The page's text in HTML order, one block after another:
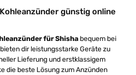
günstig online
für Shisha bequem bei
bieten dir leistungsstarke Geräte zu
Lieferung und erstklassigem
die beste Lösung zum Anzünden